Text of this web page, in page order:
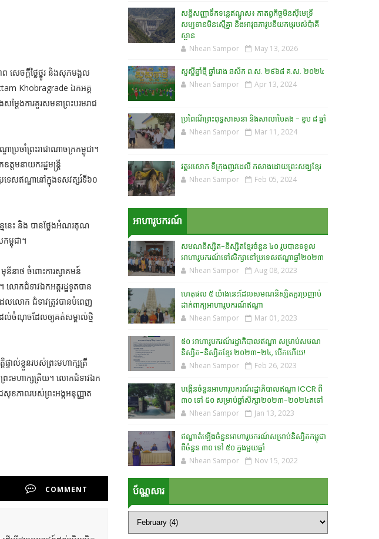
ព សេចក្តីថ្លៃថ្នូរ និងសុភមង្គល
Khobragrade ឯកអគ្គ
តែង​ការ​គួរសម​នា​ព្រះ​បរមរាជ
ប្រចាំព្រះរាជាណាចក្រកម្ពុជា។
មនាយករដ្ឋមន្រ្តី
ទេសឥណ្ឌានៅក្នុងទសវត្សរ៍ទី៦០
ន្ននេះ និង បានថ្លែងអំណរគុណ
ម្ពុជា។
នីនាថ ចំពោះការស្វាគមន៍
លោកជំទាវឯកអគ្គរដ្ឋទូតបាន
ែលលោក ជំទាវត្រូវបានបំពេញ
ដល់ចំណុចដែលឲ្យគត់សម្គាល់ថ្មី
ផ្ទាល់ខ្លួនរបស់ព្រះមហាក្សត្រី
រះមហាក្សត្រីយ។ លោកជំទាវឯក
សុខភាពរបស់ព្រះអង្គអនុញ្ញាត
COMMENT
សន្ធិសញ្ញាទឹកទន្លេឥណ្ឌូស៖ កាតព្វកិច្ចមិនស៊ីមេទ្រី
សម្បទានមិនស្មើគ្នា និងអាវុធភាវូបនីយកម្មរបស់ប៉ាគី
ស្ថាន​
Nhean Sampor May 13, 2026
សួស្តីឆ្នាំថ្មី ឆ្នាំរោង ឆស័ក ព.ស. ២៩៦៨ គ.ស. ២០២៤
Nhean Sampor Apr 13, 2024
ប្រពៃណីព្រះពុទ្ធសាសនា និងសាលាបៃតង - ខួប ៨ ឆ្នាំ
Nhean Sampor Mar 11, 2024
វត្តអសោក ទីក្រុងញូវដេលី កសាងដោយព្រះសង្ឃខ្មែរ
Nhean Sampor Feb 05, 2024
អាហារូបករណ៍
សមណនិស្សិត-និស្សិតខ្មែរចំនួន ៤០ រូបបានទទួល
អាហារូបករណ៍ទៅសិក្សានៅប្រទេសឥណ្ឌាឆ្នាំ២០២៣
Nhean Sampor Aug 08, 2023
ហេតុផល ៥ យ៉ាងនេះដែលសមណនិស្សិតគួរប្រញាប់
ដាក់ពាក្យអាហារូបករណ៍ឥណ្ឌា
Nhean Sampor Mar 01, 2023
៥០ អាហារូបករណ៍រដ្ឋាភិបាលឥណ្ឌា សម្រាប់សមណ
និស្សិត-និស្សិតខ្មែរ ២០២៣-២៤, បើកហើយ!
Nhean Sampor Feb 26, 2023
បង្កើនចំនួនអាហារូបករណ៍រដ្ឋាភិបាលឥណ្ឌា ICCR ពី
៣០ ទៅ ៥០ សម្រាប់ឆ្នាំសិក្សា២០២៣-២០២៤តទៅ
Nhean Sampor Jan 13, 2023
ឥណ្ឌាតំឡើងចំនួនអាហារូបករណ៍សម្រាប់និស្សិតកម្ពុជា
ពីចំនួន ៣០ ទៅ ៥០ ក្នុងមួយឆ្នាំ
Nhean Sampor Nov 15, 2022
ប័ណ្ណសារ